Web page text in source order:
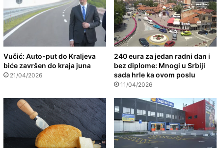
Vučić: Auto-put do Kraljeva
biće završen do kraja juna
21/04/2026
240 eura za jedan radni dan i
bez diplome: Mnogi u Srbiji
sada hrle ka ovom poslu
11/04/2026